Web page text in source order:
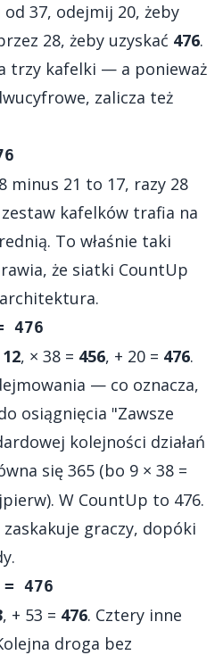
od 37, odejmij 20, żeby
28, żeby uzyskać 476.
trzy kafelki — a ponieważ
zalicza też
minus 21 to 17, razy 28
kafelków trafia na
To właśnie taki
że siatki CountUp
476
12, × 38 = 456, + 20 = 476.
— co oznacza,
osiągnięcia "Zawsze
kolejności działań
się 365 (bo 9 × 38 =
W CountUp to 476.
graczy, dopóki
476
, + 53 = 476. Cztery inne
droga bez